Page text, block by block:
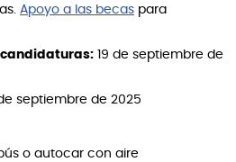
Apoyo a las becas para
candidaturas: 19 de septiembre de
septiembre de 2025
o autocar con aire